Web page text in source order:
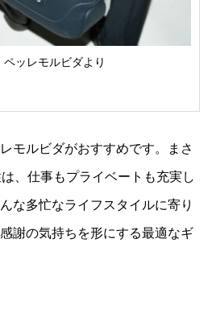
ペッレモルビダより
モルビダがおすすめです。まさ
、仕事もプライベートも充実し
な多忙なライフスタイルに寄り
謝の気持ちを形にする最適なギ